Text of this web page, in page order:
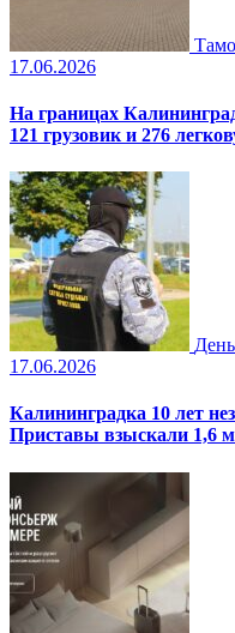
17.06.2026
На границах
121 грузовик и 276
17.06.2026
Калининградка 10 лет
Приставы взыскали 1,6